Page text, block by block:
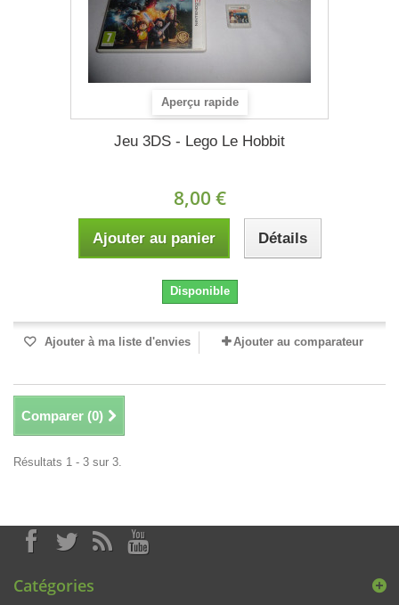
Aperçu rapide
Jeu 3DS - Lego Le Hobbit
8,00 €
Ajouter au panier Détails
Disponible
Ajouter à ma liste d'envies Ajouter au comparateur
Comparer (0)
Résultats 1 - 3 sur 3.
Catégories